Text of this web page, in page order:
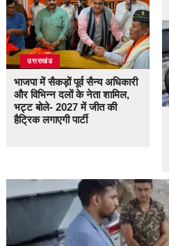
उत्तराखंड
भाजपा में सैकड़ों पूर्व सैन्य अधिकारी
और विभिन्न दलों के नेता शामिल,
भट्ट बोले- 2027 में जीत की
हैट्रिक लगाएगी पार्टी